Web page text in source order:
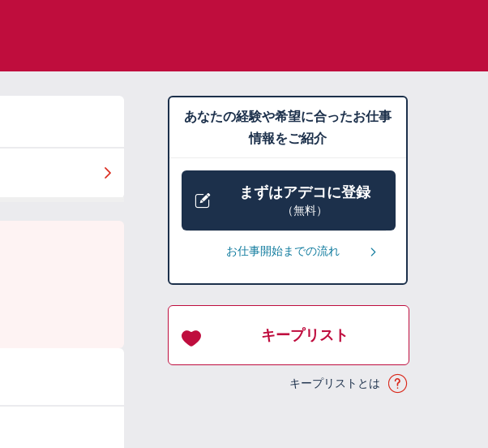
あなたの経験や希望に合ったお仕事
情報をご紹介
まずはアデコに登録
（無料）
お仕事開始までの流れ
キープリスト
キープリストとは